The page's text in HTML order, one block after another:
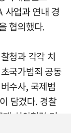
사업과 연내 경
협의했다.
청과 각각 치
국가범죄 공동
수사, 국제범
담겼다. 경찰
치안협력 기